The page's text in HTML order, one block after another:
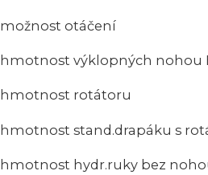
možnost
hmotnost
hmotnost
hmotnost
hmotnost hydr.ruky bez